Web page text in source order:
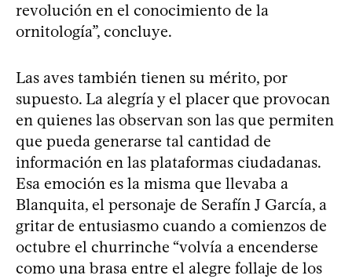
revolución en el conocimiento de la
ornitología”, concluye.
Las aves también tienen su mérito, por
supuesto. La alegría y el placer que provocan
en quienes las observan son las que permiten
que pueda generarse tal cantidad de
información en las plataformas ciudadanas.
Esa emoción es la misma que llevaba a
Blanquita, el personaje de Serafín J García, a
gritar de entusiasmo cuando a comienzos de
octubre el churrinche “volvía a encenderse
como una brasa entre el alegre follaje de los